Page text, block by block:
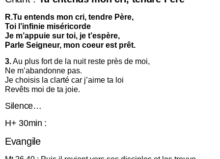
R.Tu entends mon cri, tendre Père,
Toi l’infinie miséricorde
Je m’appuie sur toi, je t’espère,
Parle Seigneur, mon coeur est prêt.
3.Au plus fort de la nuit reste près de moi,
Ne m’abandonne pas.
Je choisis la clarté car j’aime ta loi
Revêts moi de ta joie.
Silence…
H+ 30min :
Evangile